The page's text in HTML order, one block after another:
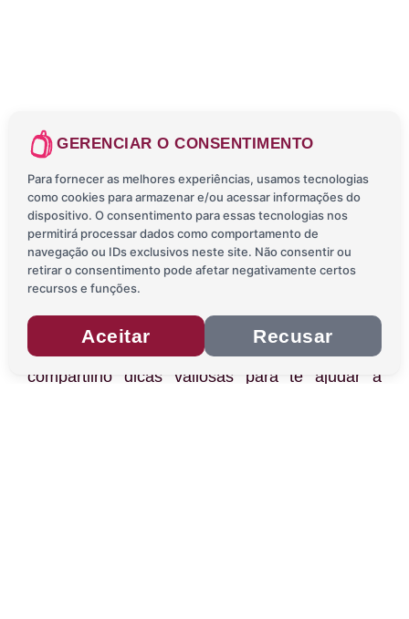
DICAS TODOS OS DIAS 😍
Lá no Instagram mostro minha rotina e do Pietro
durante nossas viagens; quando não estamos
viajando mostro como nos preparamos e
compartilho dicas valiosas para te ajudar a
GERENCIAR O CONSENTIMENTO
Para fornecer as melhores experiências, usamos tecnologias
como cookies para armazenar e/ou acessar informações do
dispositivo. O consentimento para essas tecnologias nos
permitirá processar dados como comportamento de
navegação ou IDs exclusivos neste site. Não consentir ou
retirar o consentimento pode afetar negativamente certos
recursos e funções.
Aceitar Recusar